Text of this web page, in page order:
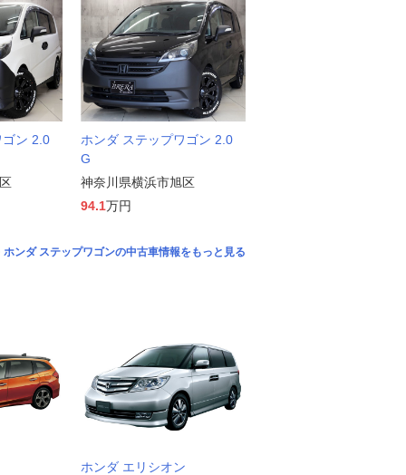
ゴン 2.0
ホンダ ステップワゴン 2.0
G
神奈川県横浜市旭区
94.1万円
ホンダ ステップワゴンの中古車情報をもっと見る
ホンダ エリシオン